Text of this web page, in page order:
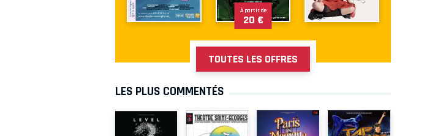
À partir de
20 €
TOUTES LES OFFRES
LES PLUS COMMENTÉS